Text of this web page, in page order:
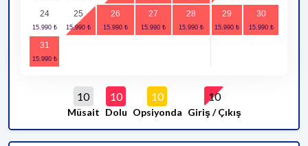
24 25 26 27 28 29 30
31
10
Müsait
10
Dolu
10
Opsiyonda
10
Giriş / Çıkış